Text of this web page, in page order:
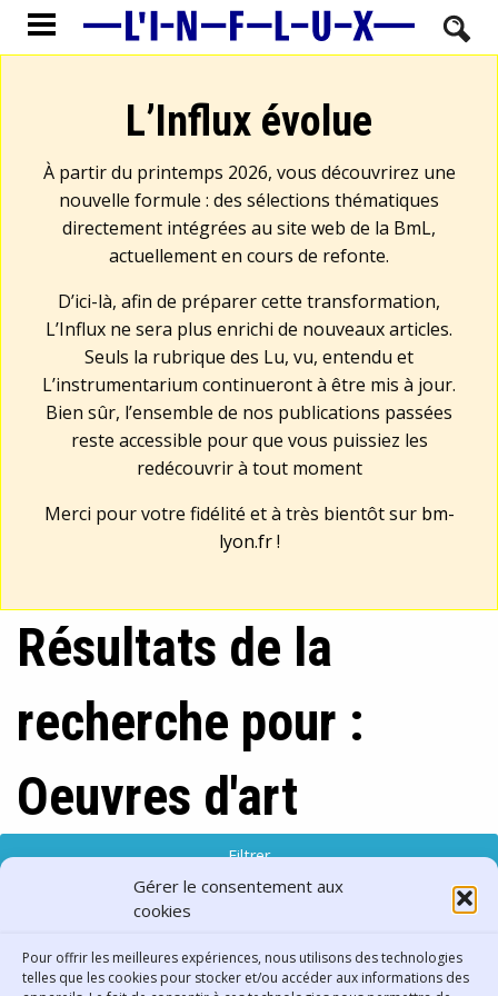
Gérer le consentement aux
cookies
Pour offrir les meilleures expériences, nous utilisons des technologies
telles que les cookies pour stocker et/ou accéder aux informations des
L’Influx évolue
À partir du printemps 2026, vous découvrirez une
nouvelle formule : des sélections thématiques
directement intégrées au site web de la BmL,
actuellement en cours de refonte.
D’ici-là, afin de préparer cette transformation,
L’Influx ne sera plus enrichi de nouveaux articles.
Seuls la rubrique des Lu, vu, entendu et
L’instrumentarium continueront à être mis à jour.
Bien sûr, l’ensemble de nos publications passées
reste accessible pour que vous puissiez les
redécouvrir à tout moment
Merci pour votre fidélité et à très bientôt sur bm-
lyon.fr!
Résultats de la
recherche pour :
Oeuvres d'art
Filtrer
0 résultat trouvés
Aucun résultat trouvé.